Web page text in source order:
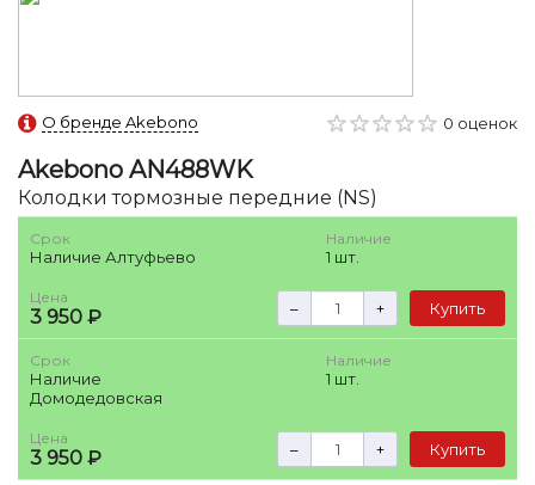
О бренде Akebono 0 оценок
Akebono AN488WK
Колодки тормозные передние (NS)
Срок
Наличие Алтуфьево
Наличие
1 шт.
Цена
3 950 ₽ – + Купить
Срок
Наличие
Домодедовская
Наличие
1 шт.
Цена
3 950 ₽ – + Купить